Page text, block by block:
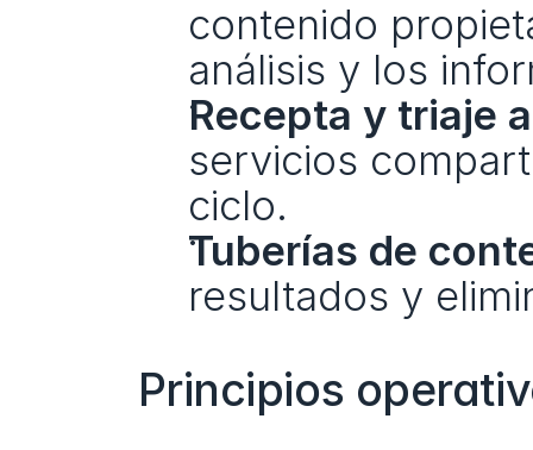
contenido
análisis y los
Recepta y triaje
servicios
ciclo.
Tuberías de
resultados y
Principios